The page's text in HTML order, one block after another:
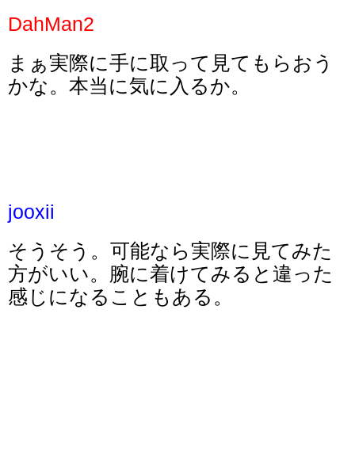
DahMan2
まぁ実際に手に取って見てもらおう
かな。本当に気に入るか。
jooxii
そうそう。可能なら実際に見てみた
方がいい。腕に着けてみると違った
感じになることもある。